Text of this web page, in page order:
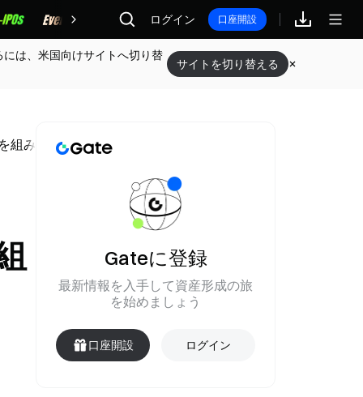
報酬 ログイン 口座開設
は、米国向けサイトへ切り替
サイトを切り替える
組み入れる
Gateに登録
最新情報を入手して資産形成の旅
を始めましょう
口座開設 ログイン